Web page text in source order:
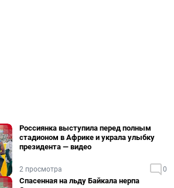
Россиянка выступила перед полным
стадионом в Африке и украла улыбку
президента — видео
2 просмотра 0
Спасенная на льду Байкала нерпа